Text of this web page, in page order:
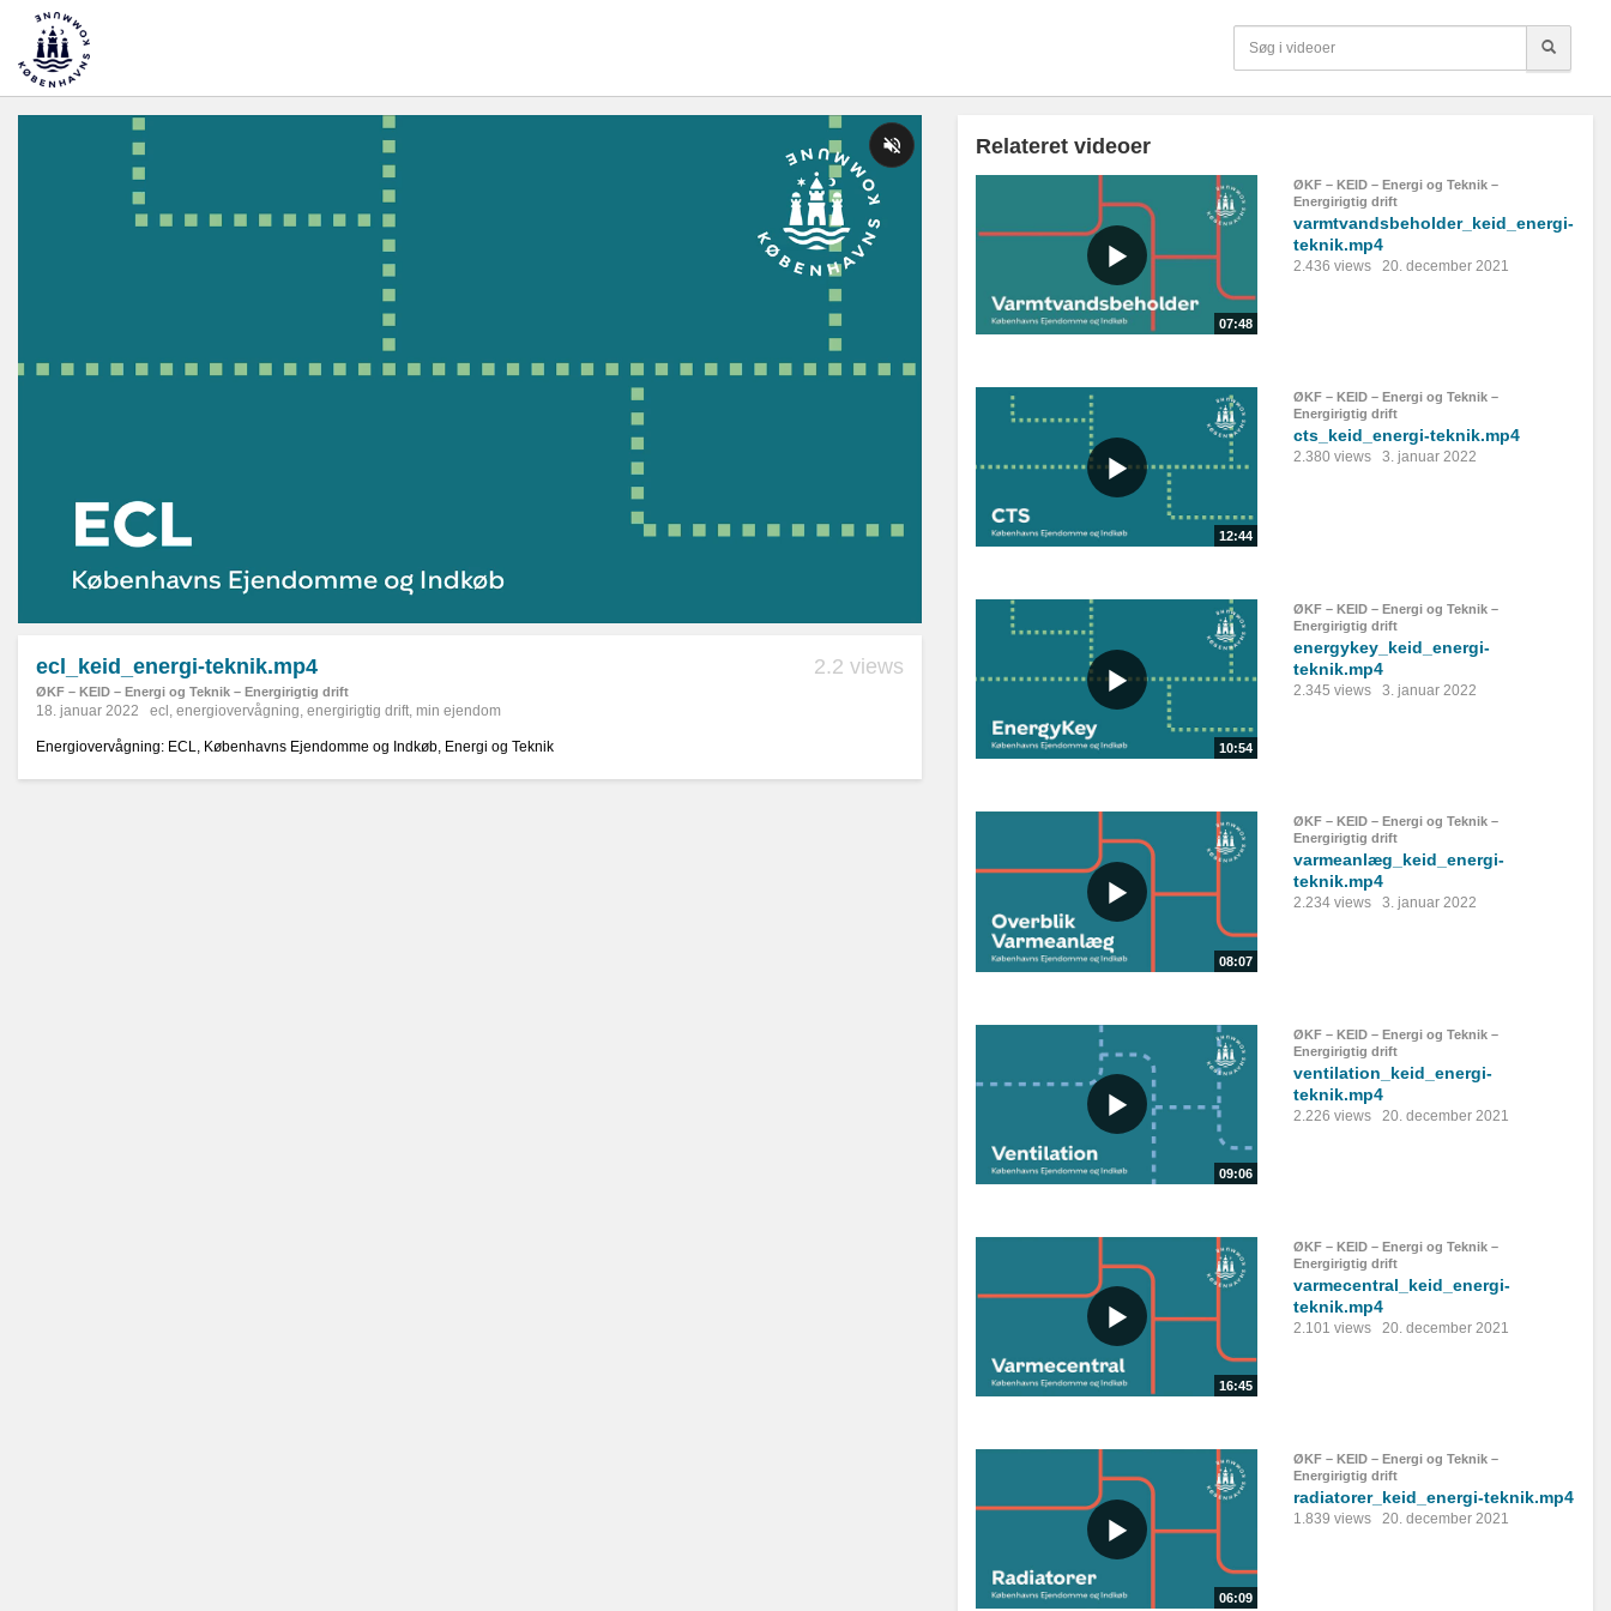
ecl_keid_energi-teknik.mp4
ØKF – KEID – Energi og Teknik – Energirigtig drift
2.2 views
18. januar 2022 ecl , energiovervågning, energirigtig drift, min ejendom
Energiovervågning: ECL, Københavns Ejendomme og Indkøb, Energi og Teknik
Relateret videoer
07:48
ØKF – KEID – Energi og Teknik –
Energirigtig drift
varmtvandsbeholder_keid_energi-
teknik.mp4
2.436 views 20. december 2021
12:44
ØKF – KEID – Energi og Teknik –
Energirigtig drift
cts_keid_energi-teknik.mp4
2.380 views 3. januar 2022
10:54
ØKF – KEID – Energi og Teknik –
Energirigtig drift
energykey_keid_energi-
teknik.mp4
2.345 views 3. januar 2022
08:07
ØKF – KEID – Energi og Teknik –
Energirigtig drift
varmeanlæg_keid_energi-
teknik.mp4
2.234 views 3. januar 2022
09:06
ØKF – KEID – Energi og Teknik –
Energirigtig drift
ventilation_keid_energi-
teknik.mp4
2.226 views 20. december 2021
16:45
ØKF – KEID – Energi og Teknik –
Energirigtig drift
varmecentral_keid_energi-
teknik.mp4
2.101 views 20. december 2021
06:09
ØKF – KEID – Energi og Teknik –
Energirigtig drift
radiatorer_keid_energi-teknik.mp4
1.839 views 20. december 2021